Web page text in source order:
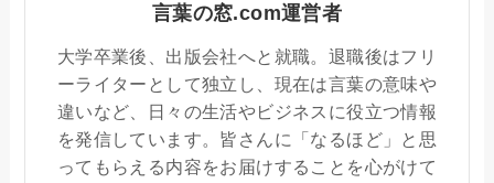
言葉の窓.com運営者
大学卒業後、出版会社へと就職。退職後はフリ
ーライターとして独立し、現在は言葉の意味や
違いなど、日々の生活やビジネスに役立つ情報
を発信しています。皆さんに「なるほど」と思
ってもらえる内容をお届けすることを心がけて